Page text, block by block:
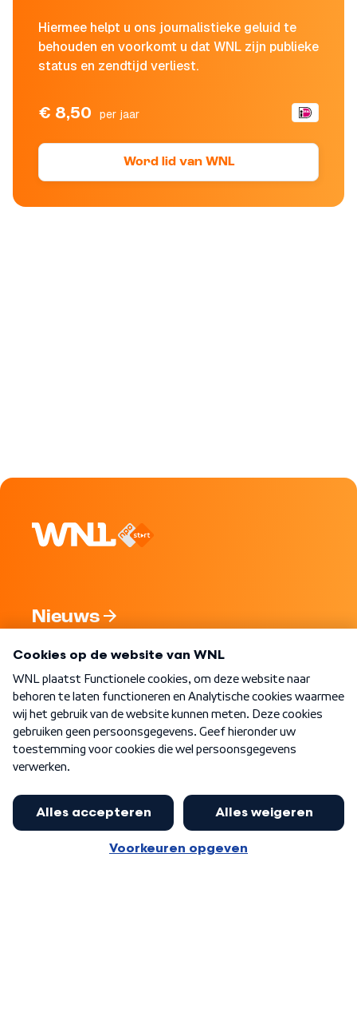
Hiermee helpt u ons journalistieke geluid te
behouden en voorkomt u dat WNL zijn publieke
status en zendtijd verliest.
€ 8,50 per jaar
Word lid van WNL
Nieuws
Nieuwsbrief
Word Lid